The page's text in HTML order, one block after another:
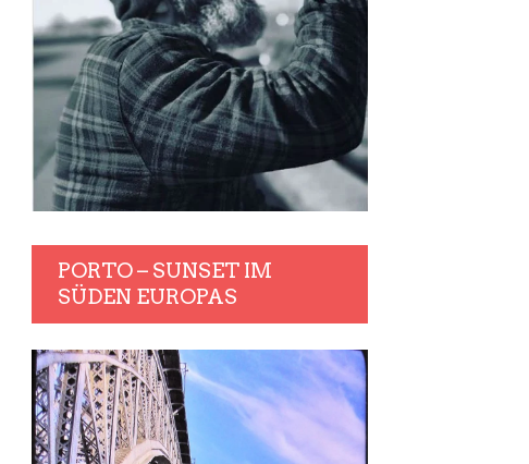
PORTO – SUNSET IM
SÜDEN EUROPAS